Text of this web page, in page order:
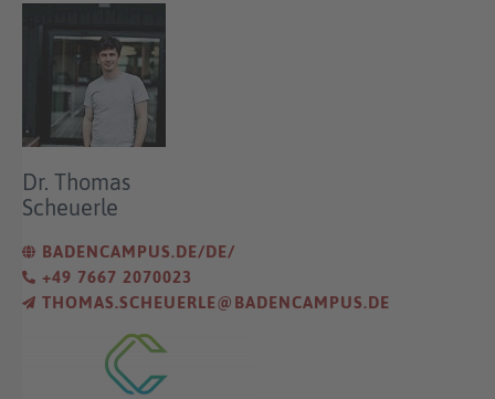
Dr. Thomas
Scheuerle
BADENCAMPUS.DE/DE/
+49 7667 2070023
THOMAS.SCHEUERLE@BADENCAMPUS.DE